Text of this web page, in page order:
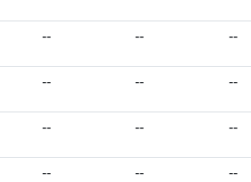
-- -- --
-- -- --
-- -- --
-- -- --